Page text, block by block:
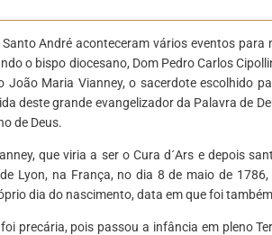
Santo André aconteceram vários eventos
o bispo diocesano, Dom Pedro Carlos
João Maria Vianney, o sacerdote escolhido
deste grande evangelizador da Palavra de
de Deus.
que viria a ser o Cura d´Ars e depois
Lyon, na França, no dia 8 de maio de
dia do nascimento, data em que foi
precária, pois passou a infância em pleno